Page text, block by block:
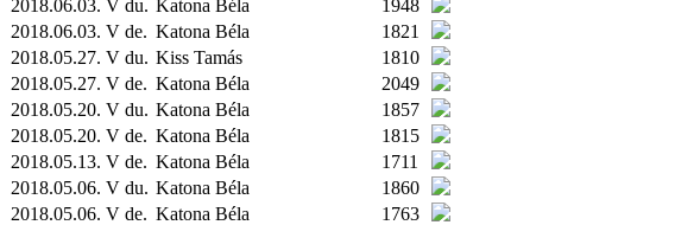
2018.06.03. V du. Katona Béla
1948
2018.06.03. V de. Katona Béla
1821
2018.05.27. V du. Kiss Tamás
1810
2018.05.27. V de. Katona Béla
2049
2018.05.20. V du. Katona Béla
1857
2018.05.20. V de. Katona Béla
1815
2018.05.13. V de. Katona Béla
1711
2018.05.06. V du. Katona Béla
1860
2018.05.06. V de. Katona Béla
1763